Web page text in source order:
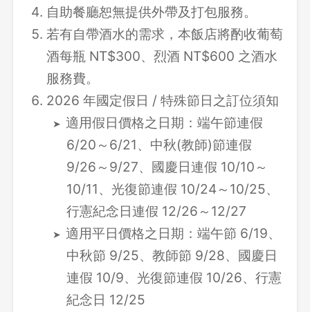
自助餐廳恕無提供外帶及打包服務。
若有自帶酒水的需求，本飯店將酌收葡萄
酒每瓶 NT$300、烈酒 NT$600 之酒水
服務費。
2026 年國定假日 / 特殊節日之訂位須知
適用假日價格之日期：端午節連假
6/20～6/21、中秋(教師)節連假
9/26～9/27、國慶日連假 10/10～
10/11、光復節連假 10/24～10/25、
行憲紀念日連假 12/26～12/27
適用平日價格之日期：端午節 6/19、
中秋節 9/25、教師節 9/28、國慶日
連假 10/9、光復節連假 10/26、行憲
紀念日 12/25